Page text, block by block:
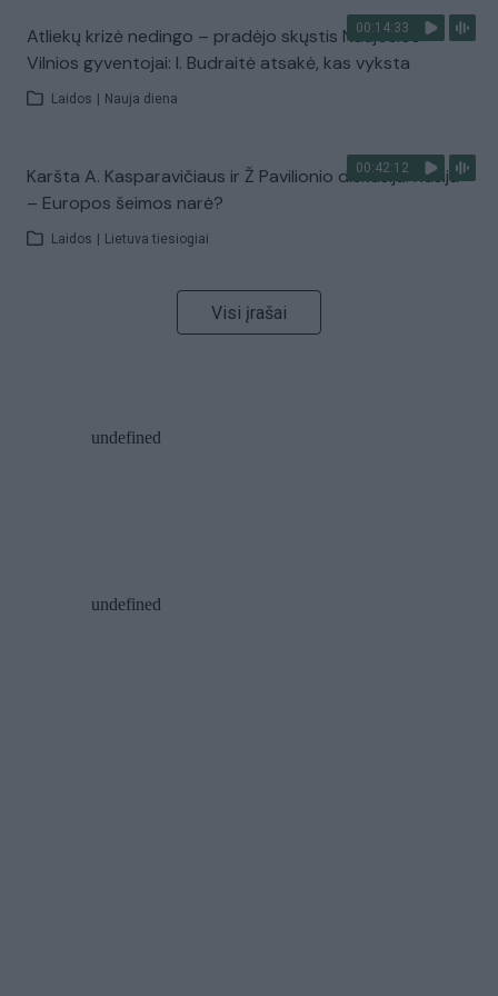
00:14:33
Atliekų krizė nedingo – pradėjo skųstis Naujosios
Vilnios gyventojai: I. Budraitė atsakė, kas vyksta
Laidos Nauja diena
00:42:12
Karšta A. Kasparavičiaus ir Ž Pavilionio diskusija: Rusija
– Europos šeimos narė?
Laidos Lietuva tiesiogiai
Visi įrašai